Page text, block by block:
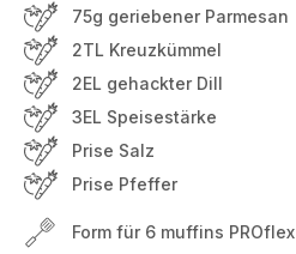
75g geriebener Parmesan
2TL Kreuzkümmel
2EL gehackter Dill
3EL Speisestärke
Prise Salz
Prise Pfeffer
Form für 6 muffins PROflex